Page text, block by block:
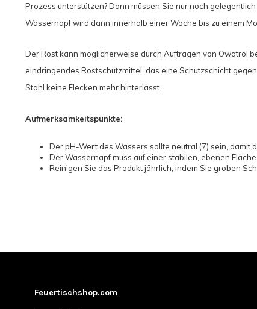
Prozess unterstützen? Dann müssen Sie nur noch
Wassernapf wird dann innerhalb einer Woche bis zu einem
Der Rost kann möglicherweise durch Auftragen von Owatrol
eindringendes Rostschutzmittel, das eine Schutzschicht
Stahl keine Flecken mehr hinterlässt.
Aufmerksamkeitspunkte:
Der pH-Wert des Wassers sollte neutral (7) sein, damit
Der Wassernapf muss auf einer stabilen, ebenen
Reinigen Sie das Produkt jährlich, indem Sie groben
Feuertischshop.com